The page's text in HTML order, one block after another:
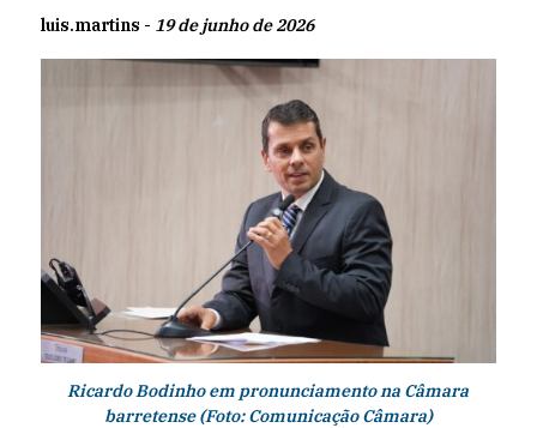
luis.martins - 19 de junho de 2026
Ricardo Bodinho em pronunciamento na Câmara
barretense (Foto: Comunicação Câmara)